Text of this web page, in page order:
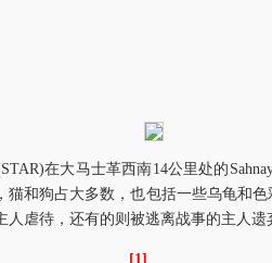
在大马士革西南14公里处的
猫和狗占大多数，也包括一些乌龟和
人虐待，还有的则被逃离战事的主人遗
[1]